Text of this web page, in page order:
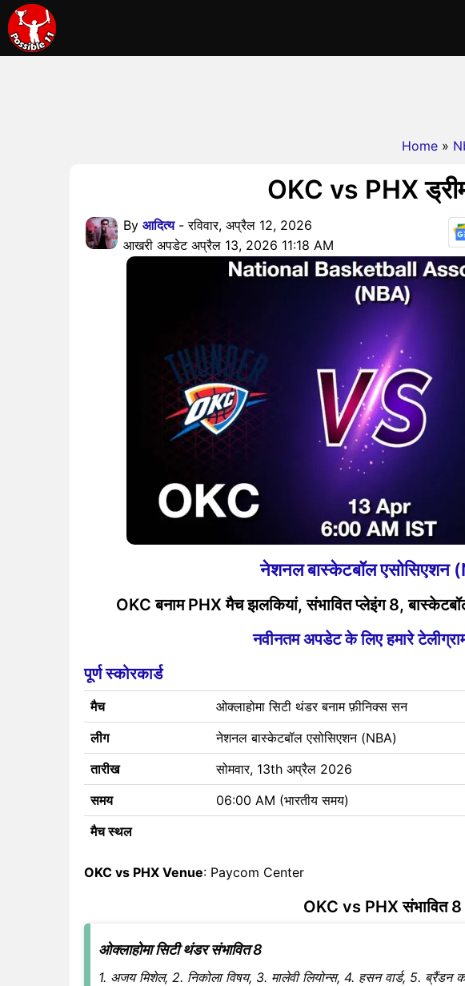
Home »
OKC vs PHX
By आदित्य- रविवार, अप्रैल 12, 2026
आखरी अपडेट अप्रैल 13, 2026 11:18 AM
नेशनल बास्केटबॉल एसोसिएशन
OKC बनाम PHX मैच झलकियां, संभावित प्लेइंग 8,
नवीनतम अपडेट के लिए हमारे
पूर्ण स्कोरकार्ड
मैच
ओक्लाहोमा सिटी थंडर बनाम फ़ीनिक्स सन
लीग
नेशनल बास्केटबॉल एसोसिएशन (NBA)
तारीख
सोमवार, 13th अप्रैल 2026
समय
06:00 AM (भारतीय समय)
मैच स्थल
OKC vs PHX Venue: Paycom Center
OKC vs PHX संभावित 8
ओक्लाहोमा सिटी थंडर संभावित 8
1. अजय मिशेल, 2. निकोला विषय, 3. मालेवी लियोन्स, 4. हसन वार्ड, 5. ब्रैंडन